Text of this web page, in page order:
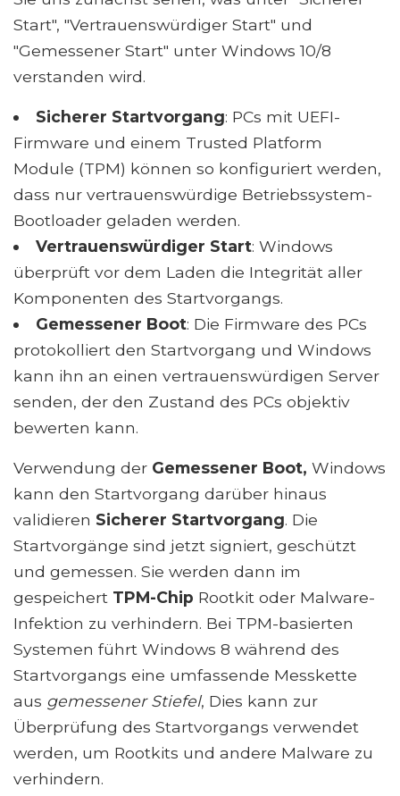
Start", "Vertrauenswürdiger Start" und
"Gemessener Start" unter Windows 10/8
verstanden wird.
Sicherer Startvorgang: PCs mit UEFI-
Firmware und einem Trusted Platform
Module (TPM) können so konfiguriert werden,
dass nur vertrauenswürdige Betriebssystem-
Bootloader geladen werden.
Vertrauenswürdiger Start: Windows
überprüft vor dem Laden die Integrität aller
Komponenten des Startvorgangs.
Gemessener Boot: Die Firmware des PCs
protokolliert den Startvorgang und Windows
kann ihn an einen vertrauenswürdigen Server
senden, der den Zustand des PCs objektiv
bewerten kann.
Verwendung der Gemessener Boot, Windows
kann den Startvorgang darüber hinaus
validieren Sicherer Startvorgang. Die
Startvorgänge sind jetzt signiert, geschützt
und gemessen. Sie werden dann im
gespeichert TPM-Chip Rootkit oder Malware-
Infektion zu verhindern. Bei TPM-basierten
Systemen führt Windows 8 während des
Startvorgangs eine umfassende Messkette
aus gemessener Stiefel, Dies kann zur
Überprüfung des Startvorgangs verwendet
werden, um Rootkits und andere Malware zu
verhindern.